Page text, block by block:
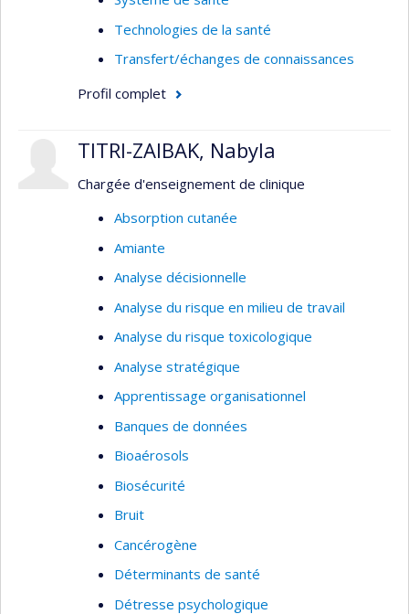
Technologies de la santé
Transfert/échanges de connaissances
Profil complet
TITRI-ZAIBAK, Nabyla
Chargée d'enseignement de clinique
Absorption cutanée
Amiante
Analyse décisionnelle
Analyse du risque en milieu de travail
Analyse du risque toxicologique
Analyse stratégique
Apprentissage organisationnel
Banques de données
Bioaérosols
Biosécurité
Bruit
Cancérogène
Déterminants de santé
Détresse psychologique